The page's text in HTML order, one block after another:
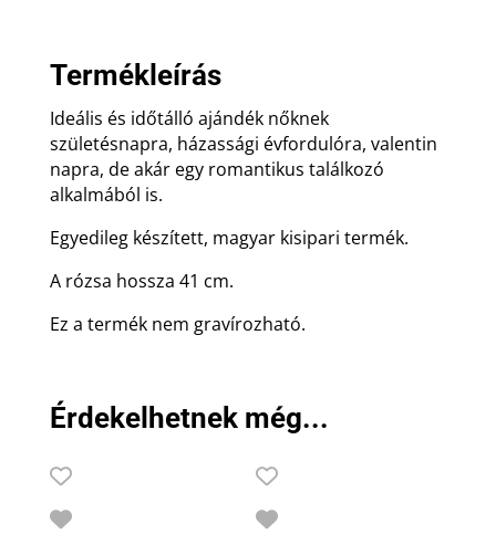
Termékleírás
Ideális és időtálló ajándék nőknek
születésnapra, házassági évfordulóra, valentin
napra, de akár egy romantikus találkozó
alkalmából is.
Egyedileg készített, magyar kisipari termék.
A rózsa hossza 41 cm.
Ez a termék nem gravírozható.
Érdekelhetnek még...